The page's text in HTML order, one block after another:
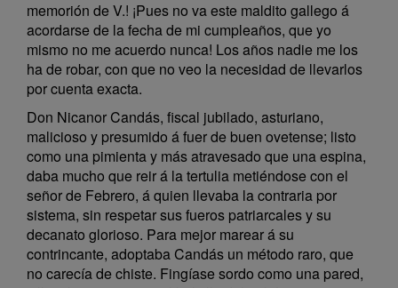
memorión de V.! ¡Pues no va este maldito gallego á
acordarse de la fecha de mi cumpleaños, que yo
mismo no me acuerdo nunca! Los años nadie me los
ha de robar, con que no veo la necesidad de llevarlos
por cuenta exacta.
Don Nicanor Candás, fiscal jubilado, asturiano,
malicioso y presumido á fuer de buen ovetense; listo
como una pimienta y más atravesado que una espina,
daba mucho que reir á la tertulia metiéndose con el
señor de Febrero, á quien llevaba la contraria por
sistema, sin respetar sus fueros patriarcales y su
decanato glorioso. Para mejor marear á su
contrincante, adoptaba Candás un método raro, que
no carecía de chiste. Fingíase sordo como una pared,